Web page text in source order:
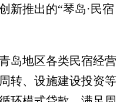
新推出的“琴岛·民宿
地区各类民宿经营
转、设施建设投资等